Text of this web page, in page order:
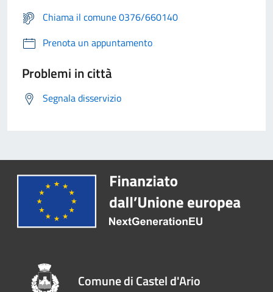
Chiama il comune 0376/660140
Prenota un appuntamento
Problemi in città
Segnala disservizio
Comune di Castel d'Ario